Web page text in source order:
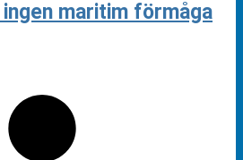
maritim förmåga